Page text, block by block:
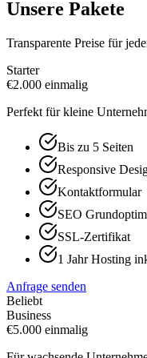
Unsere Pakete
Transparente Preise für
Starter
€2.000 einmalig
Perfekt für kleine
Bis zu 5 Seiten
Responsive
Kontaktformular
SEO
SSL-Zertifikat
1 Jahr Hosting
Anfrage senden
Beliebt
Business
€5.000 einmalig